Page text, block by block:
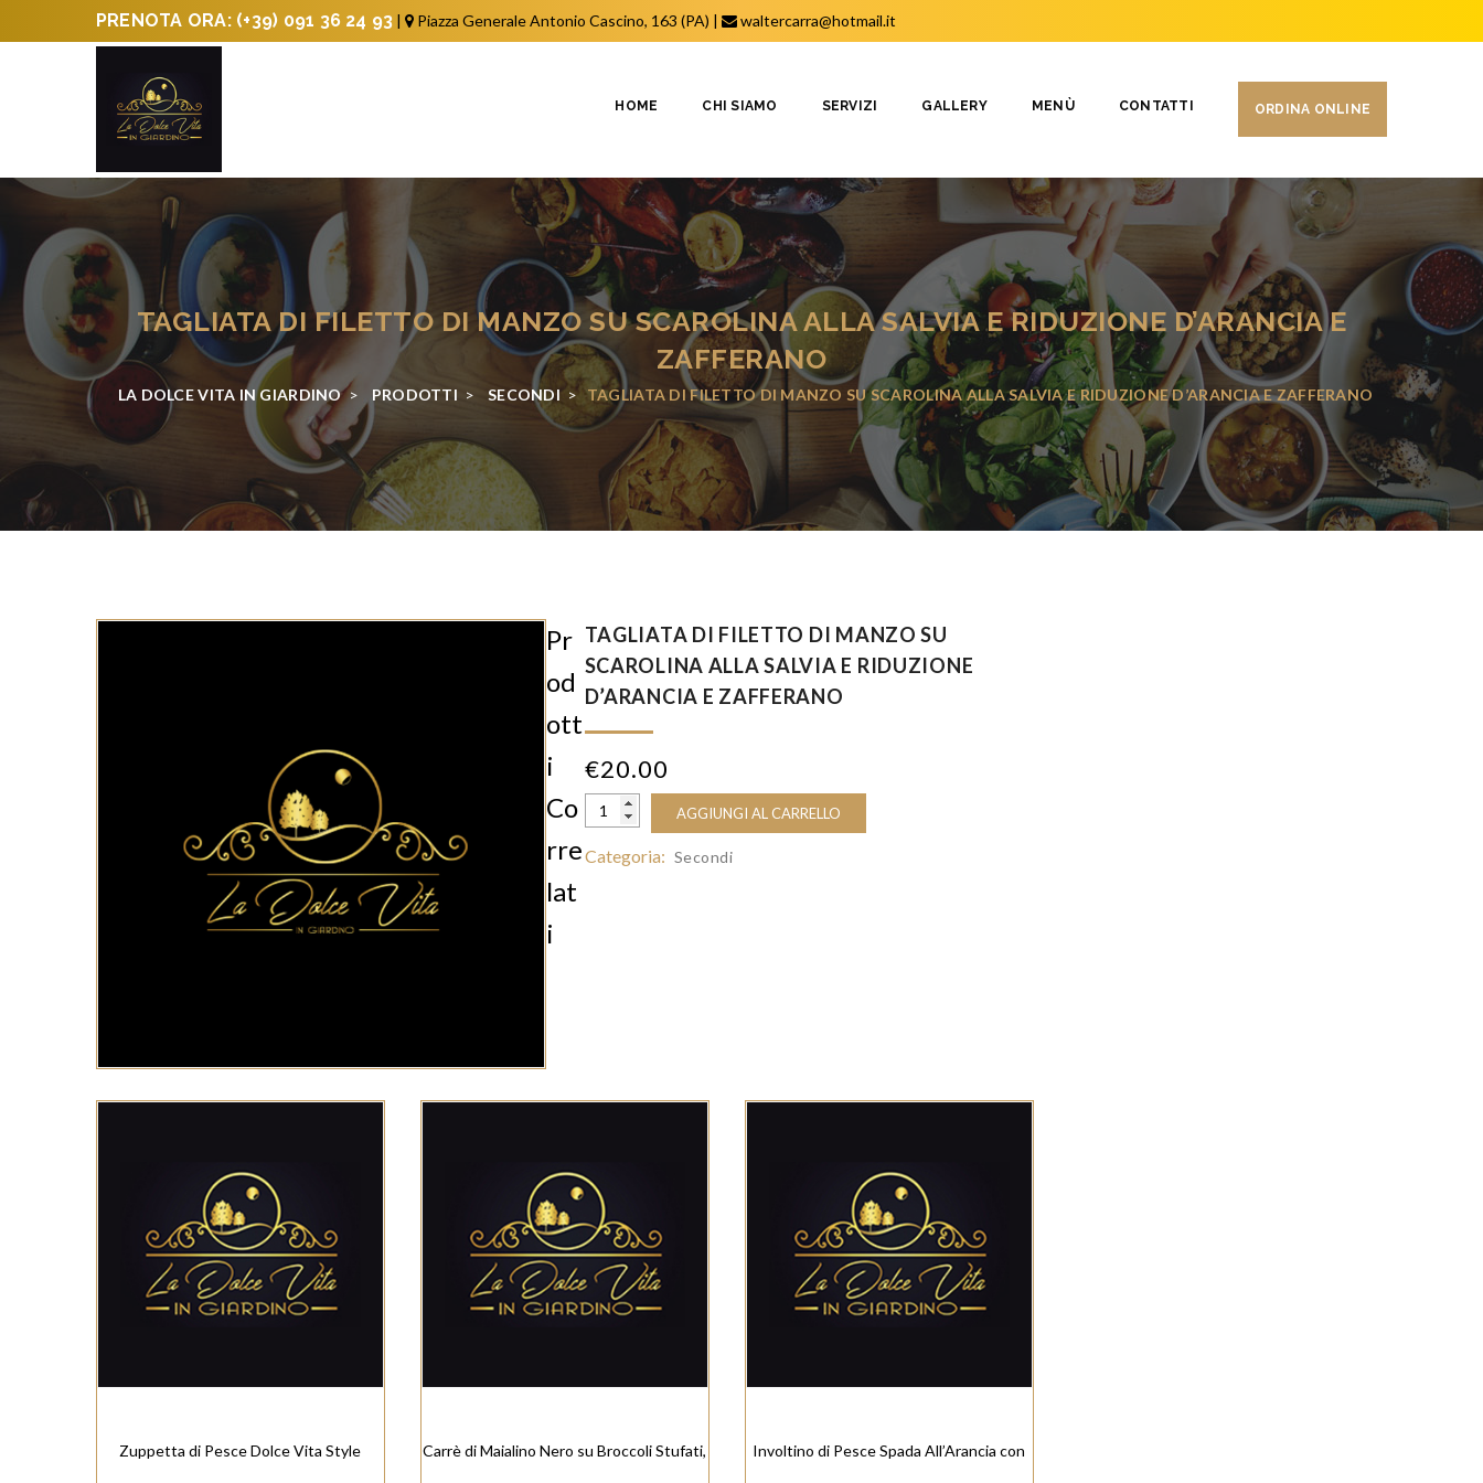
PRENOTA ORA: (+39) 091 36 24 93 | Piazza Generale Antonio Cascino, 163 (PA) | waltercarra@hotmail.it
HOME CHI SIAMO SERVIZI GALLERY MENÙ CONTATTI ORDINA ONLINE
TAGLIATA DI FILETTO DI MANZO SU SCAROLINA ALLA SALVIA E RIDUZIONE D’ARANCIA E
ZAFFERANO
LA DOLCE VITA IN GIARDINO> PRODOTTI > SECONDI > TAGLIATA DI FILETTO DI MANZO SU SCAROLINA ALLA SALVIA E RIDUZIONE D’ARANCIA E ZAFFERANO
TAGLIATA DI FILETTO DI MANZO SU
SCAROLINA ALLA SALVIA E RIDUZIONE
D’ARANCIA E ZAFFERANO
€20.00
AGGIUNGI AL CARRELLO
Categoria: Secondi
Pr
Od
Ott
I
Co
Rre
Lat
I
Zuppetta di Pesce Dolce Vita Style Carrè di Maialino Nero su Broccoli Stufati, Involtino di Pesce Spada All’Arancia con